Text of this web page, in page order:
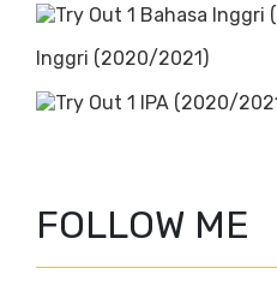
Inggri (2020/2021)
FOLLOW ME